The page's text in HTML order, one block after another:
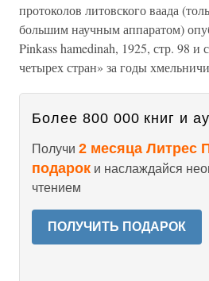
протоколов литовского ваада
большим научным аппаратом)
Pinkass hamedinah, 1925, стр. 98 и
четырех стран» за годы
Более 800 000 книг и
Получи 2 месяца Литрес
подарок и наслаждайся
чтением
ПОЛУЧИТЬ ПОДАРОК